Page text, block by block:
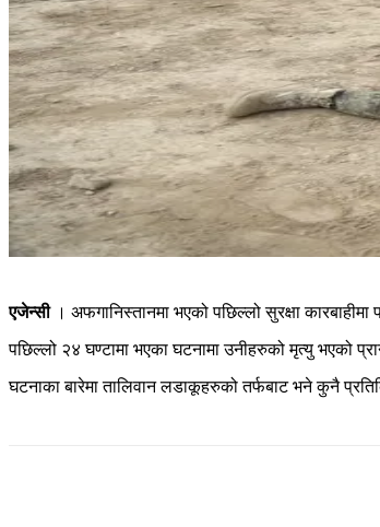
एजेन्सी। अफगानिस्तानमा भएको पछिल्लो सुरक्षा
पछिल्लो २४ घण्टामा भएका घटनामा उनीहरुको मृत्यु भएको
घटनाका बारेमा तालिवान लडाकूहरुको तर्फबाट भने कुनै